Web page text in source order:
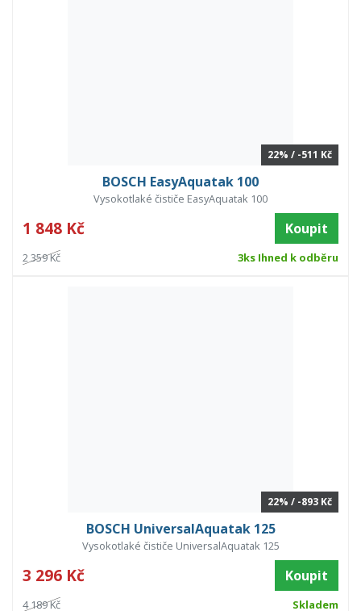
22% / -511 Kč
BOSCH EasyAquatak 100
Vysokotlaké čističe EasyAquatak 100
1 848 Kč Koupit
2 359 Kč 3ks Ihned k odběru
22% / -893 Kč
BOSCH UniversalAquatak 125
Vysokotlaké čističe UniversalAquatak 125
3 296 Kč Koupit
4 189 Kč Skladem